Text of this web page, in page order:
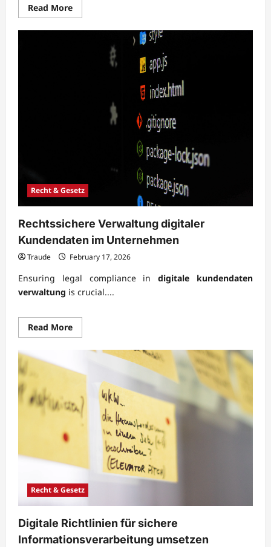
Read MoreRead
more
Cloudbasierte
Datenverwaltung
Zusammenarbeit
Recht & Gesetz
Rechtssichere Verwaltung digitaler
Kundendaten im Unternehmen
Traude February 17, 2026
Ensuring legal compliance indigitale kundendaten
verwaltung is crucial....
Read MoreRead
more
Rechtssichere
Verwaltung
digitaler
Kundendaten
Unternehmen
Recht & Gesetz
Digitale Richtlinien für sichere
Informationsverarbeitung umsetzen